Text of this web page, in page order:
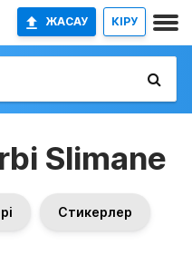
ЖАСАУ КІРУ
Slimane
Стикерлер